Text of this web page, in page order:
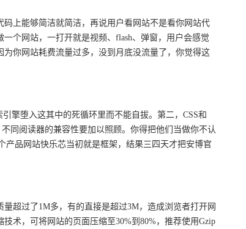
上能够简洁就简洁，再说用户看网站不是看你网站代
个网站，一打开就是视频、flash、弹窗，用户会感觉
你网站耗费流量过多，没到月底没流量了，你觉得这
擎堕入这其中的死循环里而不能自拔。第二，CSS和
同阅读器的兼容性要加以照顾。你得把他们当做你不认
品网站快乐芯当初就是框架，结果三四天才把安博官
超过了1M多，有的直接是超过3M，造成浏览者打开网
术，可将网站的页面压缩至30%到80%，推荐使用Gzip